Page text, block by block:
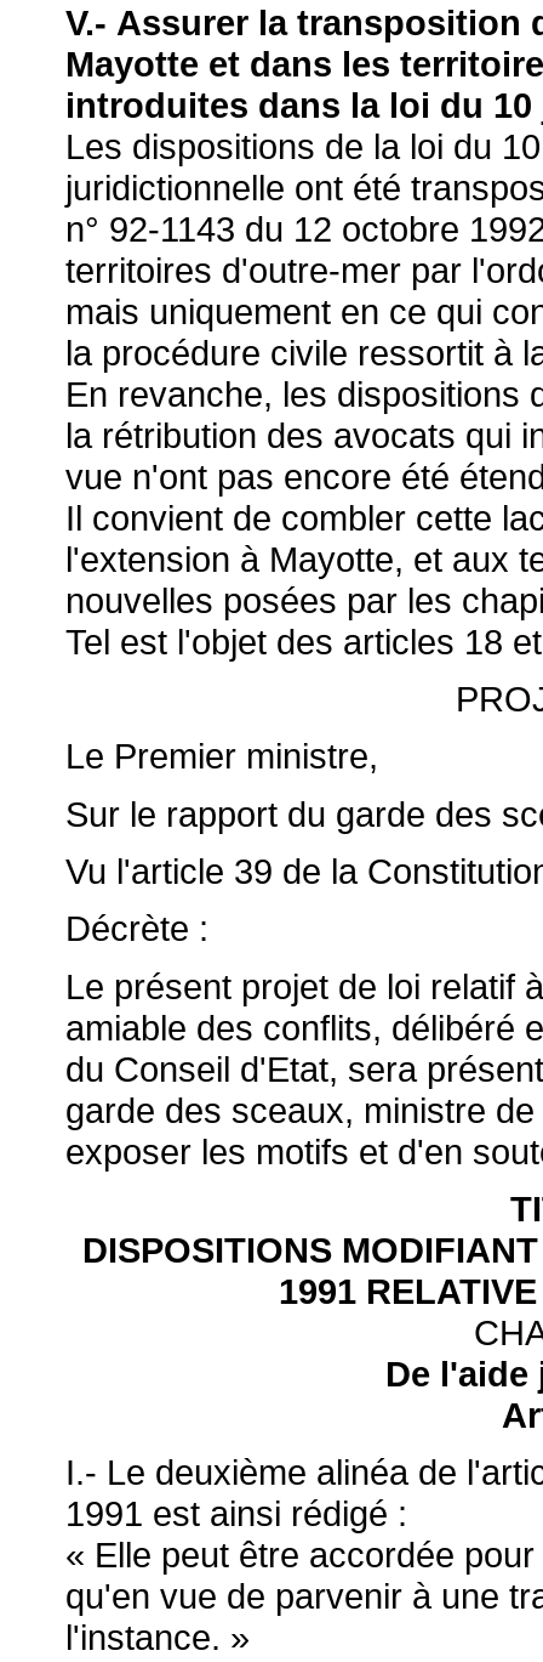
V.- Assurer la transposition
Mayotte et dans les
introduites dans la loi du 10
Les dispositions de la loi du
juridictionnelle ont été
n° 92-1143 du 12 octobre
territoires d'outre-mer par
mais uniquement en ce qui
la procédure civile ressortit à
En revanche, les dispositions
la rétribution des avocats qui
vue n'ont pas encore été
Il convient de combler cette
l'extension à Mayotte, et aux
nouvelles posées par les
Tel est l'objet des articles 18
Le Premier ministre,
Sur le rapport du garde des
Vu l'article 39 de la
Décrète :
Le présent projet de loi relatif
amiable des conflits, délibéré
du Conseil d'Etat, sera
garde des sceaux, ministre
exposer les motifs et d'en
DISPOSITIONS
1991
De
I.- Le deuxième alinéa de
1991 est ainsi rédigé :
« Elle peut être accordée
qu'en vue de parvenir à une
l'instance. »